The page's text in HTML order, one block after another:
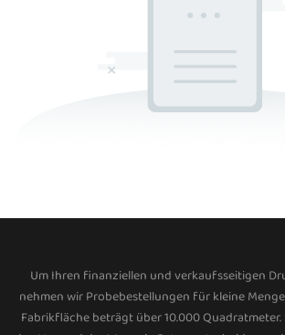
Um Ihren finanziellen und verkaufsseitigen
nehmen wir Probebestellungen für kleine
Fabrikfläche beträgt über 10.000